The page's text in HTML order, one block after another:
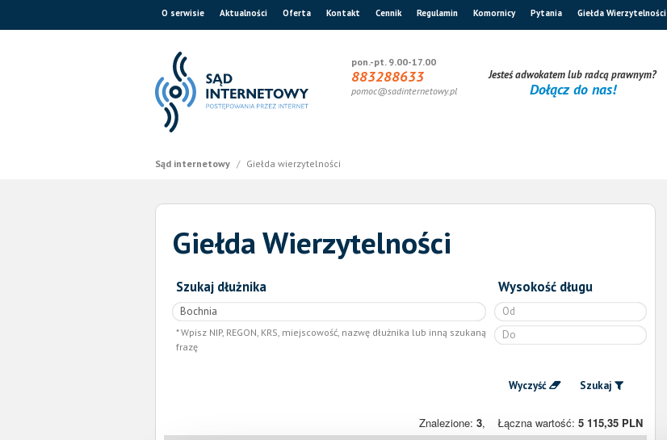
O serwisie Aktualności Oferta Kontakt Cennik Regulamin Komornicy Pytania Giełda Wierzytelności
pon.-pt. 9.00-17.00
883288633
pomoc@sadinternetowy.pl
Jesteś adwokatem lub radcą prawnym?
Dołącz do nas!
Sąd internetowy / Giełda wierzytelności
Giełda Wierzytelności
Szukaj dłużnika
Wpisz NIP, REGON, KRS, miejscowość, nazwę dłużnika lub inną szukaną
frazę
Wysokość długu
Wyczyść Szukaj
Znalezione: 3, Łączna wartość: 5 115,35 PLN